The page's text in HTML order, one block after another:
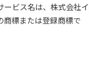
ビス名は、株式会社イ
商標または登録商標で